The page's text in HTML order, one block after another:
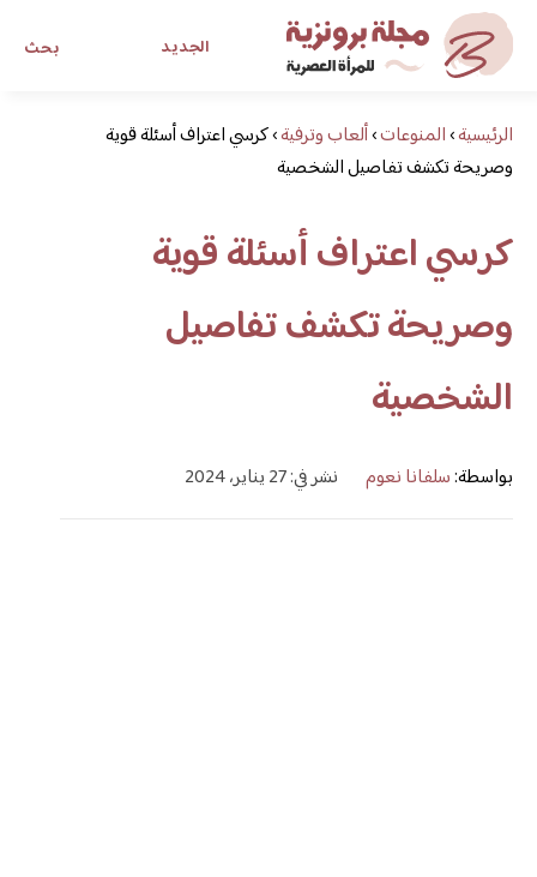
بحث الجديد
مجلة برونزية للفتاة العصرية
ابحث عن أي موضوع يهمك
الرئيسية›المنوعات›ألعاب وترفية›كرسي اعتراف أسئلة قوية
وصريحة تكشف تفاصيل الشخصية
كرسي اعتراف أسئلة قوية
وصريحة تكشف تفاصيل
الشخصية
بواسطة:سلفانا نعوم نشر في: 27 يناير، 2024